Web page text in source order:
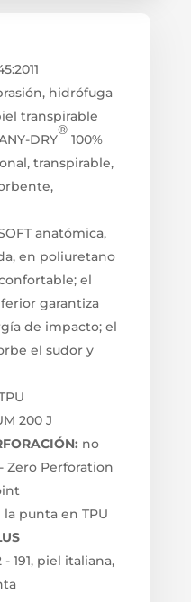
hidrófuga
transpirable
DRY
®
100%
transpirable,
anatómica,
en poliuretano
el
garantiza
de impacto; el
el sudor y
200 J
no
Zero Perforation
punta en TPU
- 191, piel italiana,